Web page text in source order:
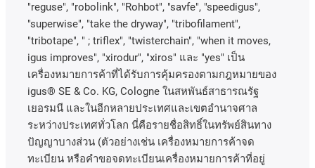
"reguse", "robolink", "Rohbot", "savfe", "speedigus",
"superwise", "take the dryway", "tribofilament",
"tribotape", " ; triflex", "twisterchain", "when it moves,
igus improves", "xirodur", "xiros" และ "yes" เป็น
เครื่องหมายการค้าที่ได้รับการคุ้มครองตามกฎหมายของ
igus® SE & Co. KG, Cologne ในสหพันธ์สาธารณรัฐ
เยอรมนี และในอีกหลายประเทศและเขตอํานาจศาล
ระหว่างประเทศทั่วโลก นี่คือรายชื่อสิทธิ์ในทรัพย์สินทาง
ปัญญาบางส่วน (ตัวอย่างเช่น เครื่องหมายการค้าจด
ทะเบียน หรือคำขอจดทะเบียนเครื่องหมายการค้าที่อยู่